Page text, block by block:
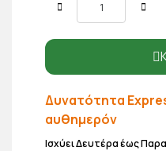
Δυνατότητα
αυθημερόν
Ισχύει Δευτέρα έως